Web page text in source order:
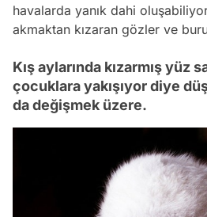
havalarda yanık dahi
akmaktan kızaran gözler ve
Kış aylarında kızarmış yüz
çocuklara yakışıyor diye
da değişmek üzere.